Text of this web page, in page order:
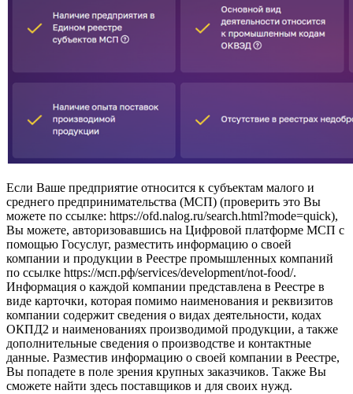
Если Ваше предприятие относится к субъектам малого и
среднего предпринимательства (МСП) (проверить это Вы
можете по ссылке: https://ofd.nalog.ru/search.html?mode=quick),
Вы можете, авторизовавшись на Цифровой платформе МСП с
помощью Госуслуг, разместить информацию о своей
компании и продукции в Реестре промышленных компаний
по ссылке https://мсп.рф/services/development/not-food/.
Информация о каждой компании представлена в Реестре в
виде карточки, которая помимо наименования и реквизитов
компании содержит сведения о видах деятельности, кодах
ОКПД2 и наименованиях производимой продукции, а также
дополнительные сведения о производстве и контактные
данные. Разместив информацию о своей компании в Реестре,
Вы попадете в поле зрения крупных заказчиков. Также Вы
сможете найти здесь поставщиков и для своих нужд.